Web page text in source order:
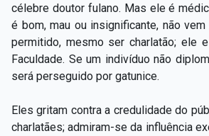
célebre doutor fulano. Mas ele é
é bom, mau ou insignificante, não
permitido, mesmo ser charlatão; ele
Faculdade. Se um indivíduo não
será perseguido por gatunice.
Eles gritam contra a credulidade do
charlatães; admiram-se da influência